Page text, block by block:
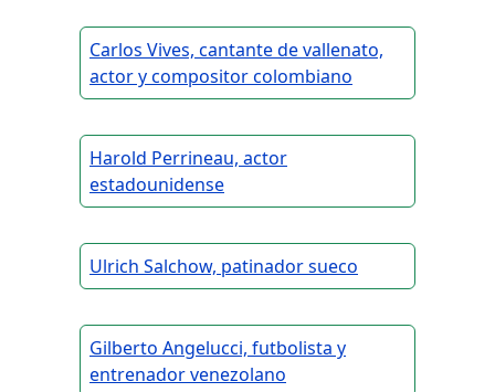
Carlos Vives, cantante de vallenato,
actor y compositor colombiano
Harold Perrineau, actor
estadounidense
Ulrich Salchow, patinador sueco
Gilberto Angelucci, futbolista y
entrenador venezolano